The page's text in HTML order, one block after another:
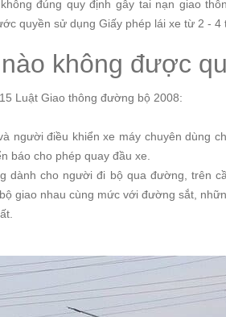
đúng quy định gây tai nạn giao
quyền sử dụng Giấy phép lái xe từ 2 - 4
không được
Luật Giao thông đường bộ 2008:
người điều khiển xe máy chuyên dùng
báo cho phép quay đầu xe.
dành cho người đi bộ qua đường, trên
giao nhau cùng mức với đường sắt,